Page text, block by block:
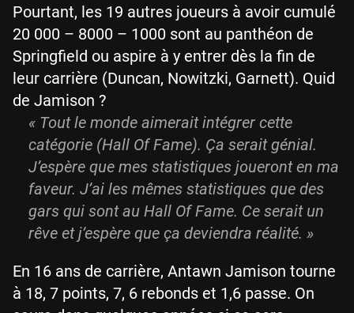
Pourtant, les 19 autres joueurs à avoir cumulé
20 000 – 8000 – 1000 sont au panthéon de
Springfield ou aspire à y entrer dès la fin de
leur carrière (Duncan, Nowitzki, Garnett). Quid
de Jamison ?
« Tout le monde aimerait intégrer cette
catégorie (Hall Of Fame). Ça serait génial.
J’espère que mes statistiques joueront en ma
faveur. J’ai les mêmes statistiques que des
gars qui sont au Hall Of Fame. Ce serait un
rêve et j’espère que ça deviendra réalité. »
En 16 ans de carrière, Antawn Jamison tourne
à 18, 7 points, 7, 6 rebonds et 1,6 passe. On